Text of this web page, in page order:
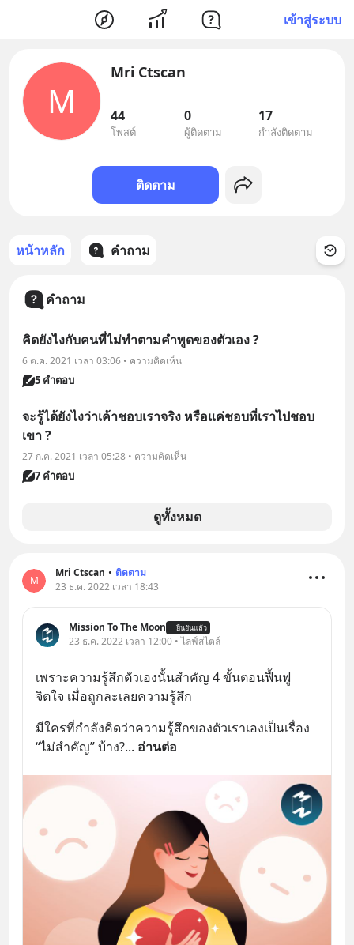
เข้าสู่ระบบ
M
Mri Ctscan
44
โพสต์
0
ผู้ติดตาม
17
กำลังติดตาม
ติดตาม
หน้าหลัก คำถาม
คำถาม
คิดยังไงกับคนที่ไม่ทำตามคำพูดของตัวเอง ?
6 ต.ค. 2021 เวลา 03:06 • ความคิดเห็น
5 คำตอบ
จะรู้ได้ยังไงว่าเค้าชอบเราจริง หรือแค่ชอบที่เราไปชอบ
เขา ?
27 ก.ค. 2021 เวลา 05:28 • ความคิดเห็น
7 คำตอบ
ดูทั้งหมด
M
Mri Ctscan • ติดตาม
23 ธ.ค. 2022 เวลา 18:43
Mission To The Moon ยืนยันแล้ว
23 ธ.ค. 2022 เวลา 12:00 • ไลฟ์สไตล์
เพราะความรู้สึกตัวเองนั้นสำคัญ 4 ขั้นตอนฟื้นฟู
จิตใจ เมื่อถูกละเลยความรู้สึก
มีใครที่กำลังคิดว่าความรู้สึกของตัวเราเองเป็นเรื่อง
“ไม่สำคัญ” บ้าง?... อ่านต่อ